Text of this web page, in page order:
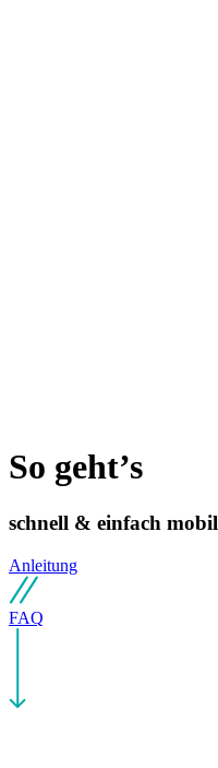
So geht’s
schnell & einfach mobil
Anleitung
FAQ